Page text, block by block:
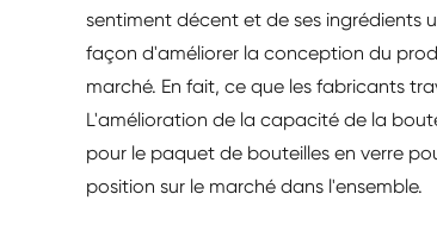
sentiment décent et de ses ingrédients
façon d'améliorer la conception du
marché. En fait, ce que les fabricants
L'amélioration de la capacité de la
pour le paquet de bouteilles en verre
position sur le marché dans l'ensemble.